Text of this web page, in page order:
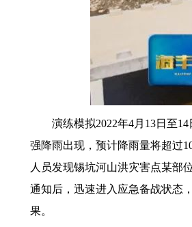
演练模拟2022年4月13日至14
强降雨出现，预计降雨量将超过
人员发现锡坑河山洪灾害点某部
通知后，迅速进入应急备战状态
果。